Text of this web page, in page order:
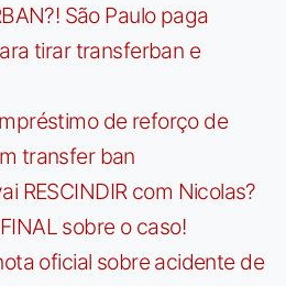
São Paulo paga
tirar transferban e
de reforço de
transfer ban
RESCINDIR com Nicolas?
sobre o caso!
oficial sobre acidente de